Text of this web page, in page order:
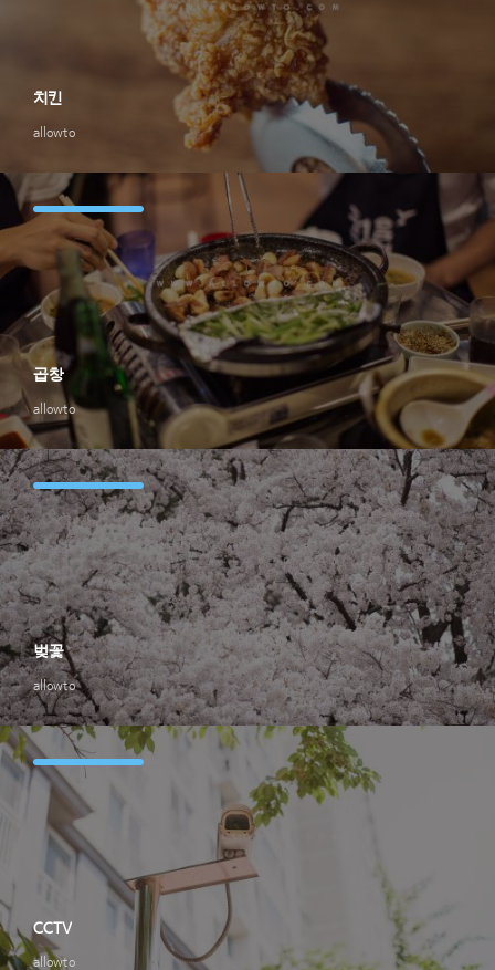
allowto
치킨
allowto
곱창
allowto
벚꽃
allowto
CCTV